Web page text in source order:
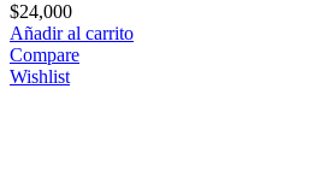
$24,000
Añadir al carrito
Compare
Wishlist